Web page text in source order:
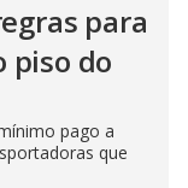
para
piso do
pago a
que